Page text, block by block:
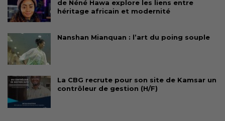
de Néné Hawa explore les liens entre
héritage africain et modernité
Nanshan Mianquan : l’art du poing souple
La CBG recrute pour son site de Kamsar un
contrôleur de gestion (H/F)